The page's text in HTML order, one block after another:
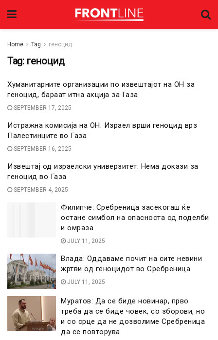
Home Tag геноцид
Tag: геноцид
Хуманитарните организации по извештајот на ОН за
геноцид, бараат итна акција за Газа
SEPTEMBER 17, 2025
Истражна комисија на ОН: Израел врши геноцид врз
Палестинците во Газа
SEPTEMBER 16, 2025
Извештај од израелски универзитет: Нема докази за
геноцид во Газа
SEPTEMBER 4, 2025
Филипче: Сребреница засекогаш ќе
остане симбол на опасноста од поделби
и омраза
JULY 11, 2025
Влада: Оддаваме почит на сите невини
жртви од геноцидот во Сребреница
JULY 11, 2025
Муратов: Да се биде новинар, прво
треба да се биде човек, со зборови, но
и со срце да не дозволиме Сребреница
да се повторува